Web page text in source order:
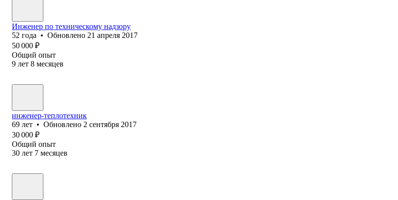
Инженер по техническому надзору
52 года • Обновлено 21 апреля 2017
50 000 ₽
Общий опыт
9 лет 8 месяцев
инженер-теплотехник
69 лет • Обновлено 2 сентября 2017
30 000 ₽
Общий опыт
30 лет 7 месяцев